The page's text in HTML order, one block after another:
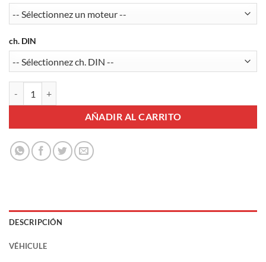
ch. DIN
AÑADIR AL CARRITO
DESCRIPCIÓN
VÉHICULE